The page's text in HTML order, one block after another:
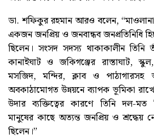
ডা. শফিকুর রহমান আরও বলেন, “মাওলানা
একজন জনপ্রিয় ও জনবান্ধব জনপ্রতিনিধি
ছিলেন। সংসদ সদস্য থাকাকালীন তিনি
কানাইঘাট ও জকিগঞ্জের রাস্তাঘাট,
মসজিদ, মন্দির, ক্লাব ও পাঠাগারসহ
অবকাঠামোগত উন্নয়নে ব্যাপক ভূমিকা
উদার ব্যক্তিত্বের কারণে তিনি দল-মত
মানুষের কাছে অত্যন্ত জনপ্রিয় ও শ্রদ্ধেয়
ছিলেন।”